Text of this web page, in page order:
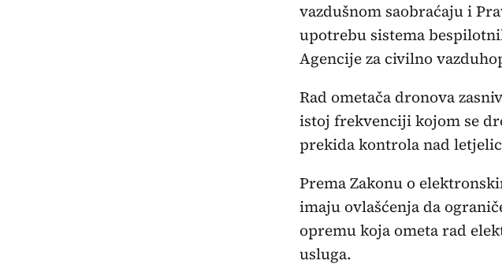
vazdušnom saobraćaju i
upotrebu sistema
Agencije za civilno
Rad ometača dronova
istoj frekvenciji kojom se
prekida kontrola nad
Prema Zakonu o
imaju ovlašćenja da
opremu koja ometa rad
usluga.